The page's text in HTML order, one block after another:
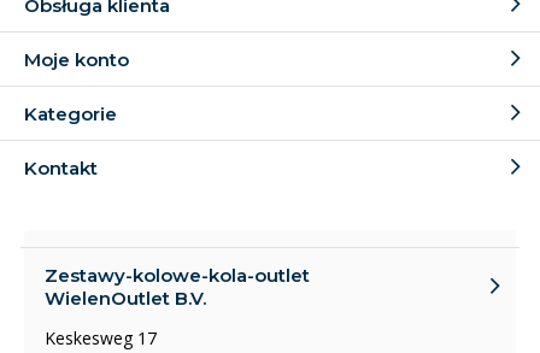
Obsługa klienta
Moje konto
Kategorie
Kontakt
Zestawy-kolowe-kola-outlet
WielenOutlet B.V.
Keskesweg 17